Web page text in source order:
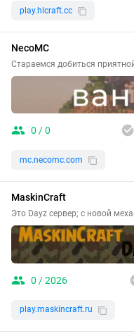
play.hlcraft.cc
NecoMC
Стараемся добиться
0 / 0
mc.necomc.com
MaskinCraft
Это Dayz сервер; с новой
0 / 2026
play.maskincraft.ru